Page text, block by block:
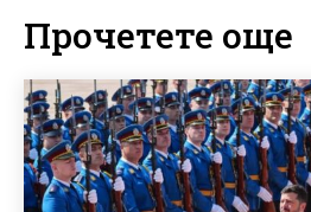
Прочетете още